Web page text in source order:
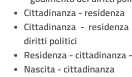
Cittadinanza - residenza
Cittadinanza -
diritti politici
Residenza - cittadinanza
Nascita - cittadinanza